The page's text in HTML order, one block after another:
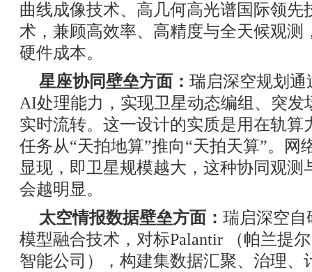
曲线成像技术、高几何高光谱国际领先
术，兼顾高效率、高精度与全天候观测
硬件成本。
星座协同壁垒方面： 瑞启深空规划
AI处理能力，实现卫星动态编组、突发
实时流转。这一设计的实质是用在轨算
任务从“天拍地算”推向“天拍天算”。网
显现，即卫星规模越大，这种协同观测
会越明显。
太空情报数据壁垒方面： 瑞启深空自
模型融合技术，对标Palantir （帕兰提
智能公司），构建集数据汇聚、治理、